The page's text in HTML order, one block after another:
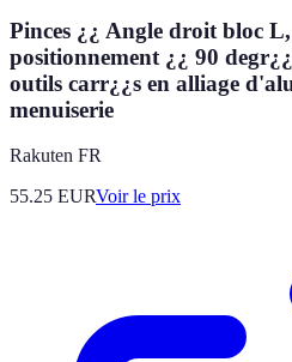
Pinces ¿¿ Angle droit bloc
positionnement ¿¿ 90
outils carr¿¿s en alliage
menuiserie
Rakuten FR
55.25 EURVoir le prix